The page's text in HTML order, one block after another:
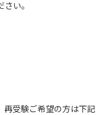
い。
再受験ご希望の方は下記